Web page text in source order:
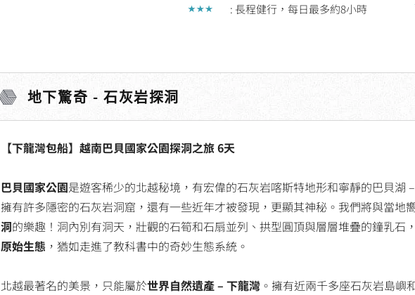
: 長程健行，每日最多約8小時
地下驚奇 - 石灰岩探洞
【下龍灣包船】越南巴貝國家公園探洞之旅 6天
巴貝國家公園是遊客稀少的北越秘境，有宏偉的石灰岩喀斯特地形和寧靜的巴貝湖
擁有許多隱密的石灰岩洞窟，還有一些近年才被發現，更顯其神秘。我們將與當地
洞的樂趣！洞內別有洞天，壯觀的石筍和石扇並列、拱型圓頂與層層堆疊的鐘乳石
原始生態，猶如走進了教科書中的奇妙生態系統。
北越最著名的美景，只能屬於世界自然遺產 – 下龍灣。擁有近兩千多座石灰岩島嶼